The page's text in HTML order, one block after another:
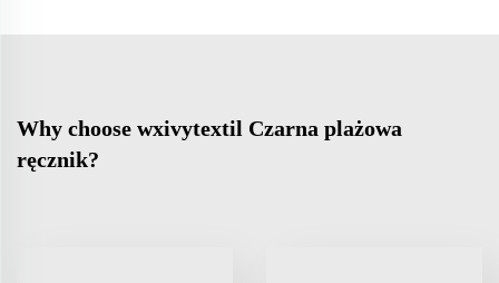
Why choose wxivytextil Czarna plażowa
ręcznik?